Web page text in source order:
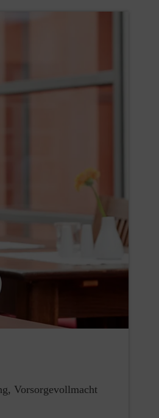
Vorsorgevollmacht